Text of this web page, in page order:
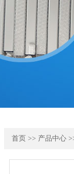
首页 >> 产品中心